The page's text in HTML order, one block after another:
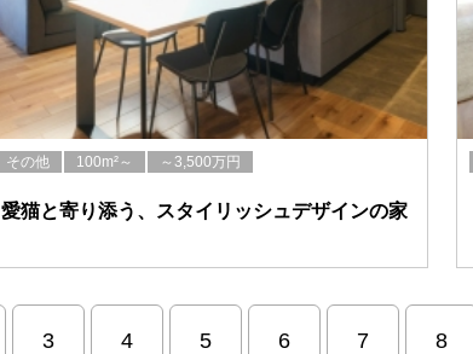
その他 100m²～ ～3,500万円
愛猫と寄り添う、スタイリッシュデザインの家
3 4 5 6 7 8